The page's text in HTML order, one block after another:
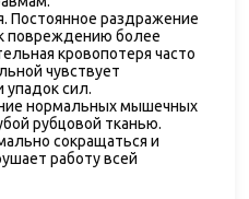
Постоянное раздражение
повреждению более
кровопотеря часто
чувствует
упадок сил.
нормальных мышечных
рубцовой тканью.
сокращаться и
работу всей